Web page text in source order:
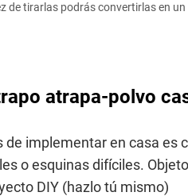
de tirarlas podrás convertirlas en
atrapa-polvo
implementar en casa es
o esquinas difíciles.
DIY (hazlo tú mismo)